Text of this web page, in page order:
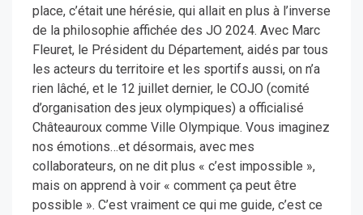
place, c’était une hérésie, qui allait en plus à l’inverse
de la philosophie affichée des JO 2024. Avec Marc
Fleuret, le Président du Département, aidés par tous
les acteurs du territoire et les sportifs aussi, on n’a
rien lâché, et le 12 juillet dernier, le COJO (comité
d’organisation des jeux olympiques) a officialisé
Châteauroux comme Ville Olympique. Vous imaginez
nos émotions…et désormais, avec mes
collaborateurs, on ne dit plus « c’est impossible »,
mais on apprend à voir « comment ça peut être
possible ». C’est vraiment ce qui me guide, c’est ce